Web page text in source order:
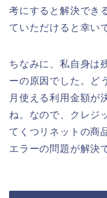
考にすると解決でき
ていただけると幸い
ちなみに、私自身は
ーの原因でした。ど
月使える利用金額が
ね。なので、クレジ
てくつリネットの商
エラーの問題が解決